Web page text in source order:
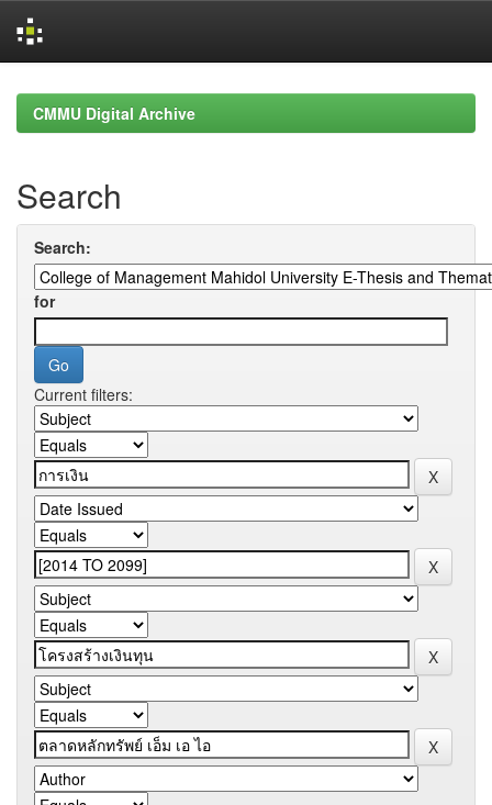
navigationCMMU Digital Archive
Search
Search:
for
Current filters: